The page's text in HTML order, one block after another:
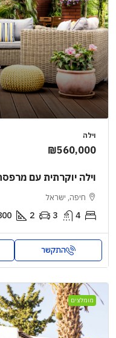
וילה
₪560,000
וילה יוקרתית עם
חיפה, ישראל
4
3
2
התקשר
מומלצים